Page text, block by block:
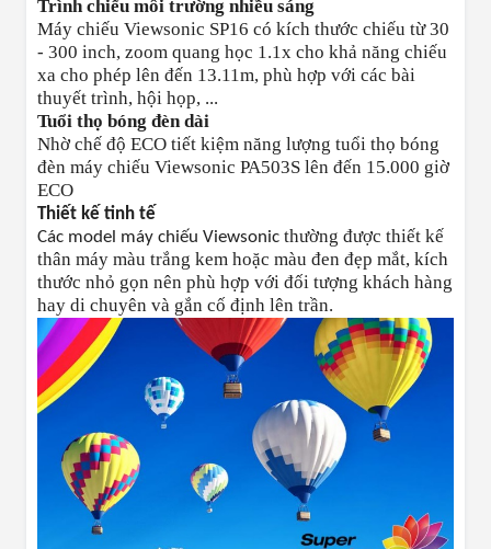
Trình chiếu môi trường nhiều sáng
Máy chiếu Viewsonic SP16 có kích thước chiếu từ 30
- 300 inch, zoom quang học 1.1x cho khả năng chiếu
xa cho phép lên đến 13.11m, phù hợp với các bài
thuyết trình, hội họp, ...
Tuổi thọ bóng đèn dài
Nhờ chế độ ECO tiết kiệm năng lượng tuổi thọ bóng
đèn máy chiếu Viewsonic PA503S lên đến 15.000 giờ
ECO
Thiết kế tinh tế
Các model máy chiếu Viewsonic thường được thiết kế
thân máy màu trắng kem hoặc màu đen đẹp mắt, kích
thước nhỏ gọn nên phù hợp với đối tượng khách hàng
hay di chuyên và gắn cố định lên trần.